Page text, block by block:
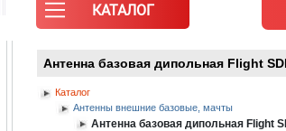
КАТАЛОГ
Антенна базовая дипольная Flight
Каталог
Антенны внешние базовые, мачты
Антенна базовая дипольная Flight